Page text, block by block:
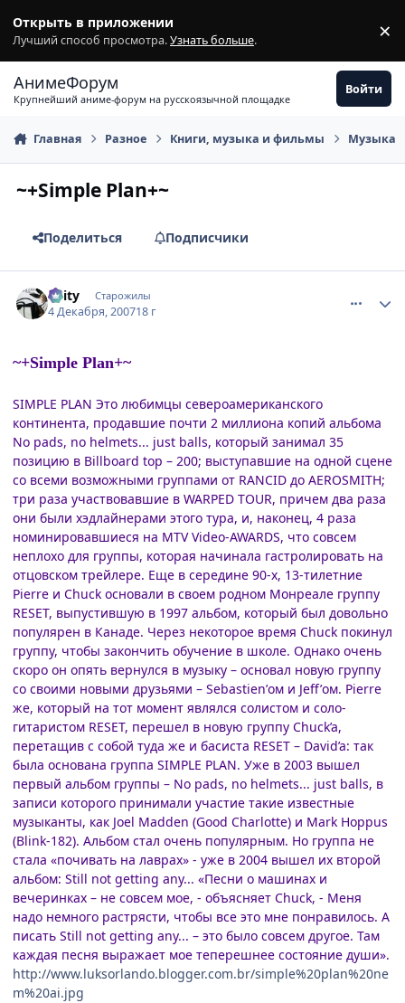
Открыть в приложении
Лучший способ просмотра.Узнать больше. ×
АнимеФорум
Крупнейший аниме-форум на русскоязычной площадке
Войти
Главная Разное Книги, музыка и фильмы Музыка
~+Simple Plan+~
Поделиться Подписчики
Keity Старожилы
4 Декабря, 200718 г
~+Simple Plan+~
SIMPLE PLAN Это любимцы североамериканского
континента, продавшие почти 2 миллиона копий альбома
No pads, no helmets... just balls, который занимал 35
позицию в Billboard top – 200; выступавшие на одной сцене
со всеми возможными группами от RANCID до AEROSMITH;
три раза участвовавшие в WARPED TOUR, причем два раза
они были хэдлайнерами этого тура, и, наконец, 4 раза
номинировавшиеся на MTV Video-AWARDS, что совсем
неплохо для группы, которая начинала гастролировать на
отцовском трейлере. Еще в середине 90-х, 13-тилетние
Pierre и Chuck основали в своем родном Монреале группу
RESET, выпустившую в 1997 альбом, который был довольно
популярен в Канаде. Через некоторое время Chuck покинул
группу, чтобы закончить обучение в школе. Однако очень
скоро он опять вернулся в музыку – основал новую группу
со своими новыми друзьями – Sebastien’ом и Jeff’ом. Pierre
же, который на тот момент являлся солистом и соло-
гитаристом RESET, перешел в новую группу Chuck’a,
перетащив с собой туда же и басиста RESET – David’a: так
была основана группа SIMPLE PLAN. Уже в 2003 вышел
первый альбом группы – No pads, no helmets... just balls, в
записи которого принимали участие такие известные
музыканты, как Joel Madden (Good Charlotte) и Mark Hoppus
(Blink-182). Альбом стал очень популярным. Но группа не
стала «почивать на лаврах» - уже в 2004 вышел их второй
альбом: Still not getting any... «Песни о машинах и
вечеринках – не совсем мое, - объясняет Chuck, - Меня
надо немного растрясти, чтобы все это мне понравилось. А
писать Still not getting any... – это было совсем другое. Там
каждая песня выражает мое теперешнее состояние души».
http://www.luksorlando.blogger.com.br/simple%20plan%20ne
m%20ai.jpg